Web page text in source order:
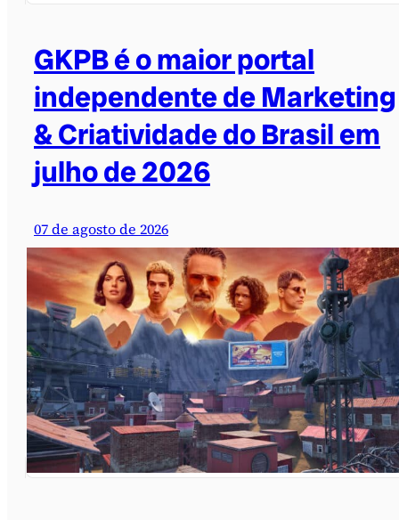
GKPB é o maior portal
independente de Marketing
& Criatividade do Brasil em
julho de 2026
07 de agosto de 2026